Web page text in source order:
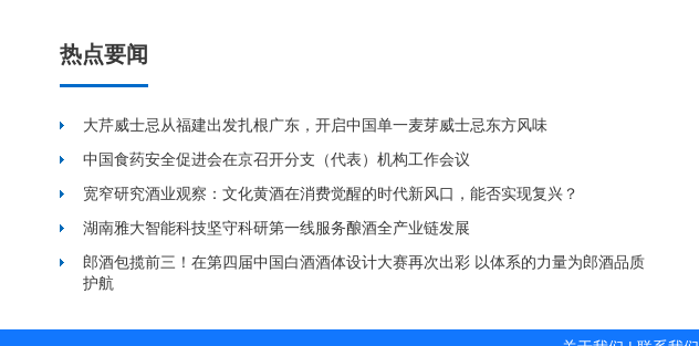
热点要闻
大芹威士忌从福建出发扎根广东，开启中国单一麦芽威士忌东方风味
中国食药安全促进会在京召开分支（代表）机构工作会议
宽窄研究酒业观察：文化黄酒在消费觉醒的时代新风口，能否实现复兴？
湖南雅大智能科技坚守科研第一线服务酿酒全产业链发展
郎酒包揽前三！在第四届中国白酒酒体设计大赛再次出彩 以体系的力量为郎酒品质
护航